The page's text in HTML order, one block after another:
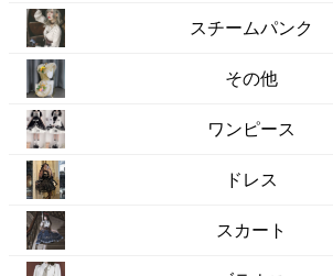
スチームパンク
その他
ワンピース
ドレス
スカート